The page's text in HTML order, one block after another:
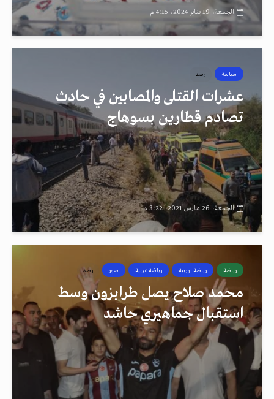
الجمعة، 19 يناير 2024، 4:15 م
سياسة رصد
عشرات القتلى والمصابين في حادث
تصادم قطارين بسوهاج
الجمعة، 26 مارس 2021، 3:22 م
رياضة رياضة اوربية رياضة عربية صور رصد
محمد صلاح يصل طرابزون وسط
استقبال جماهيري حاشد